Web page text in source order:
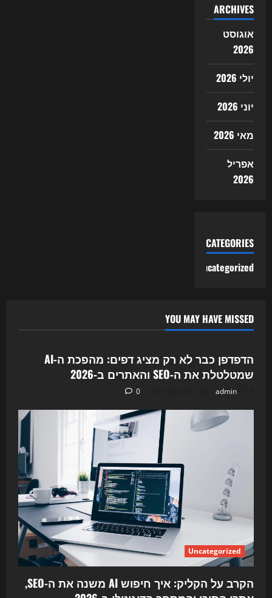
ARCHIVES
אוגוסט
2026
יולי 2026
יוני 2026
מאי 2026
אפריל
2026
CATEGORIES
Uncategorized
YOU MAY HAVE MISSED
Uncategorized
הדפדפן כבר לא רק מציג דפים: מהפכת ה‑AI
שמטלטלת את ה‑SEO והאתרים ב‑2026
admin
0
Uncategorized
הקרב על הקליק: איך חיפוש AI משנה את ה-SEO,